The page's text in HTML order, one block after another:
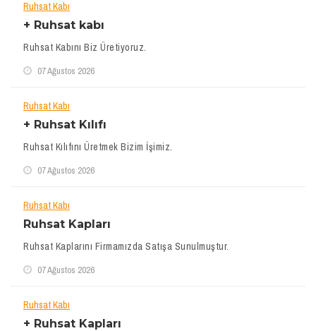
Ruhsat Kabı
+ Ruhsat kabı
Ruhsat Kabını Biz Üretiyoruz.
07 Ağustos 2026
Ruhsat Kabı
+ Ruhsat Kılıfı
Ruhsat Kılıfını Üretmek Bizim İşimiz.
07 Ağustos 2026
Ruhsat Kabı
Ruhsat Kapları
Ruhsat Kaplarını Firmamızda Satışa Sunulmuştur.
07 Ağustos 2026
Ruhsat Kabı
+ Ruhsat Kapları